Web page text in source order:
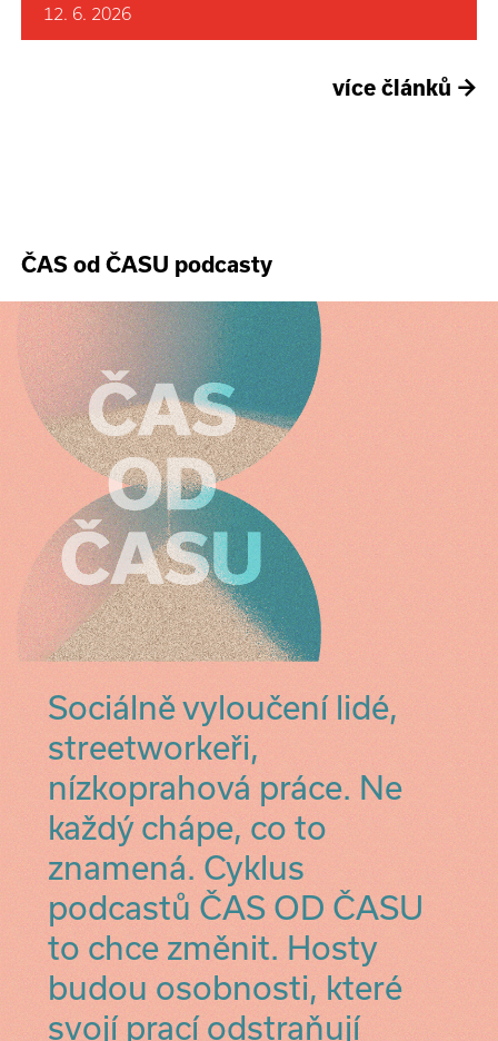
12. 6. 2026
více článků →
ČAS od ČASU podcasty
Sociálně vyloučení lidé,
streetworkeři,
nízkoprahová práce. Ne
každý chápe, co to
znamená. Cyklus
podcastů ČAS OD ČASU
to chce změnit. Hosty
budou osobnosti, které
svojí prací odstraňují